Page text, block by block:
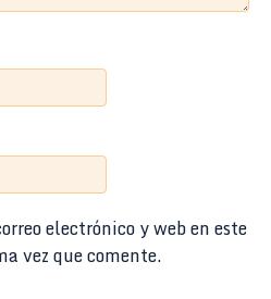
electrónico y web en este
vez que comente.